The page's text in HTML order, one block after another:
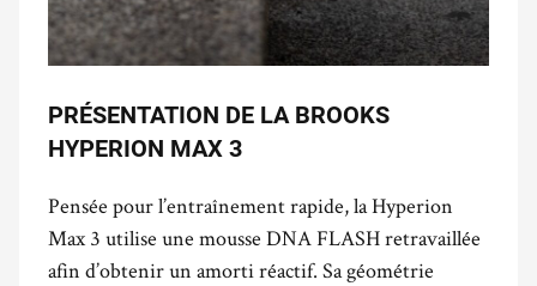
PRÉSENTATION DE LA BROOKS
HYPERION MAX 3
Pensée pour l’entraînement rapide, la Hyperion
Max 3 utilise une mousse DNA FLASH retravaillée
afin d’obtenir un amorti réactif. Sa géométrie